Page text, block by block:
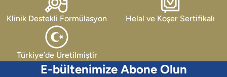
Klinik Destekli Formülasyon Helal ve Koşer Sertifikalı
Türkiye’de Üretilmiştir
E-bültenimize Abone Olun